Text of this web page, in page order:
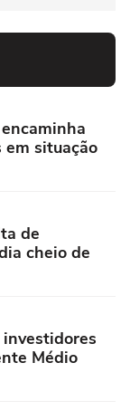
situação
de
cheio de
Médio